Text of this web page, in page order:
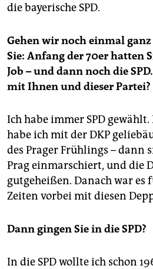
die bayerische SPD.
Gehen wir noch einmal
Sie: Anfang der 70er hatten
Job – und dann noch die
mit Ihnen und dieser Partei?
Ich habe immer SPD
habe ich mit der DKP
des Prager Frühlings – dann
Prag einmarschiert, und die
gutgeheißen. Danach war
Zeiten vorbei mit diesen
Dann gingen Sie in die SPD?
In die SPD wollte ich schon